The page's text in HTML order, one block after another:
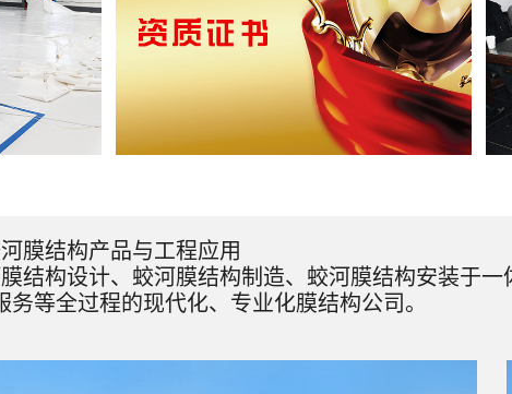
膜结构产品与工程应用
结构设计、蛟河膜结构制造、蛟河膜结构安装于
等全过程的现代化、专业化膜结构公司。